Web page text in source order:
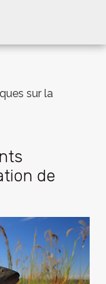
sur la
de